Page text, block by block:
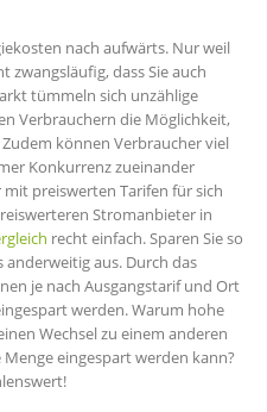
nach aufwärts. Nur weil
zwangsläufig, dass Sie auch
tümmeln sich unzählige
Verbrauchern die Möglichkeit,
können Verbraucher viel
Konkurrenz zueinander
preiswerten Tarifen für sich
Stromanbieter in
recht einfach. Sparen Sie so
anderweitig aus. Durch das
je nach Ausgangstarif und Ort
werden. Warum hohe
Wechsel zu einem anderen
eingespart werden kann?